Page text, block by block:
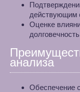
действующим
Оценке
анализа
Обеспечение